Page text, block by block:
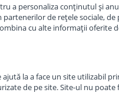
a personaliza conținutul și
partenerilor de rețele sociale,
cu alte informații oferite
ajută la a face un site utilizabil
de pe site. Site-ul nu